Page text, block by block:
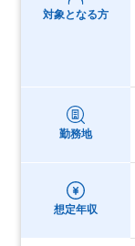
対象となる方
勤務地
想定年収